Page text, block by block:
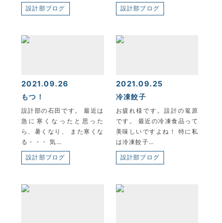
設計部ブログ 設計部ブログ
2021.09.26
もつ！
設計部の石田です。 最近は
急に寒くなったと思った
ら、暑くなり、 また寒くな
る・・・ 気…
設計部ブログ
2021.09.25
冷凍餃子
お疲れ様です。設計の篭原
です。 最近の冷凍食品って
美味しいですよね！ 特に私
は冷凍餃子…
設計部ブログ